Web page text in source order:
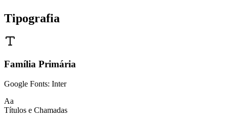
Tipografia
Família Primária
Google Fonts: Inter
Aa
Títulos e Chamadas